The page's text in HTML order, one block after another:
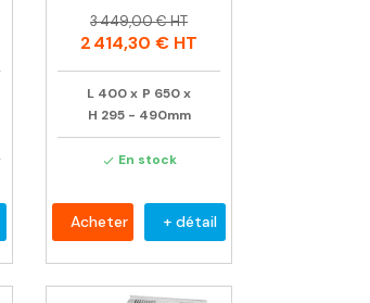
Prix
Prix
habituel
3 449,00 € HT
2 414,30 € HT
L 400x P 650x
H 295 - 490mm
 En stock
Acheter + détail